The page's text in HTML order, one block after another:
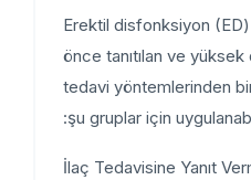
Erektil
önce tanıtılan ve
tedavi
şu gruplar için
İlaç Tedavisine